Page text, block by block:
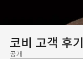
코비 고객 후기
공개